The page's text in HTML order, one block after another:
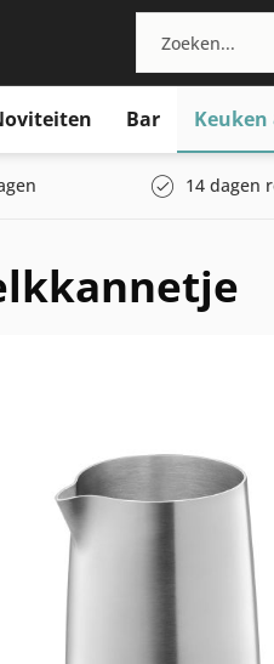
Bar
14 dagen